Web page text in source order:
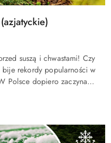
suszą i chwastami! Czy
bije rekordy popularności w
Polsce dopiero zaczyna